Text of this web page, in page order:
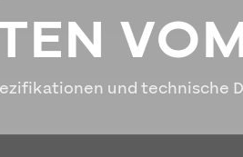
und technische